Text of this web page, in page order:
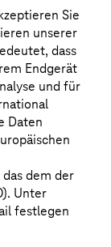
und der
von
Sie
unserer
dass
Endgerät
und für
Daten
dem der
Unter
festlegen